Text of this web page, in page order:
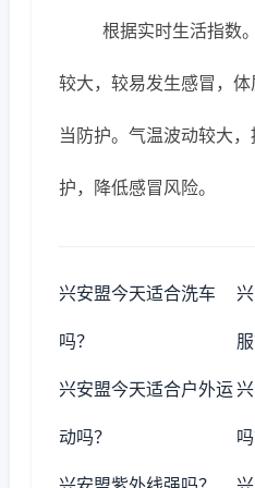
根据实时生活指数
较大，较易发生感冒，
当防护。气温波动较大
护，降低感冒风险。
兴安盟今天适合洗车
吗？ 服
兴安盟今天适合户外运
动吗？ 吗